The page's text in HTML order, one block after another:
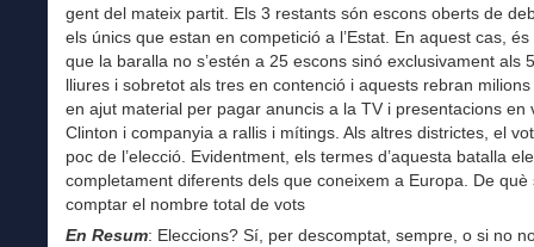
gent del mateix partit. Els 3 restants són escons oberts de
els únics que estan en competició a l’Estat. En aquest cas,
que la baralla no s’estén a 25 escons sinó exclusivament als
lliures i sobretot als tres en contenció i aquests rebran
en ajut material per pagar anuncis a la TV i presentacions en
Clinton i companyia a rallis i mítings. Als altres districtes, el
poc de l’elecció. Evidentment, els termes d’aquesta batalla
completament diferents dels que coneixem a Europa. De què
comptar el nombre total de vots
En Resum: Eleccions? Sí, per descomptat, sempre, o si no